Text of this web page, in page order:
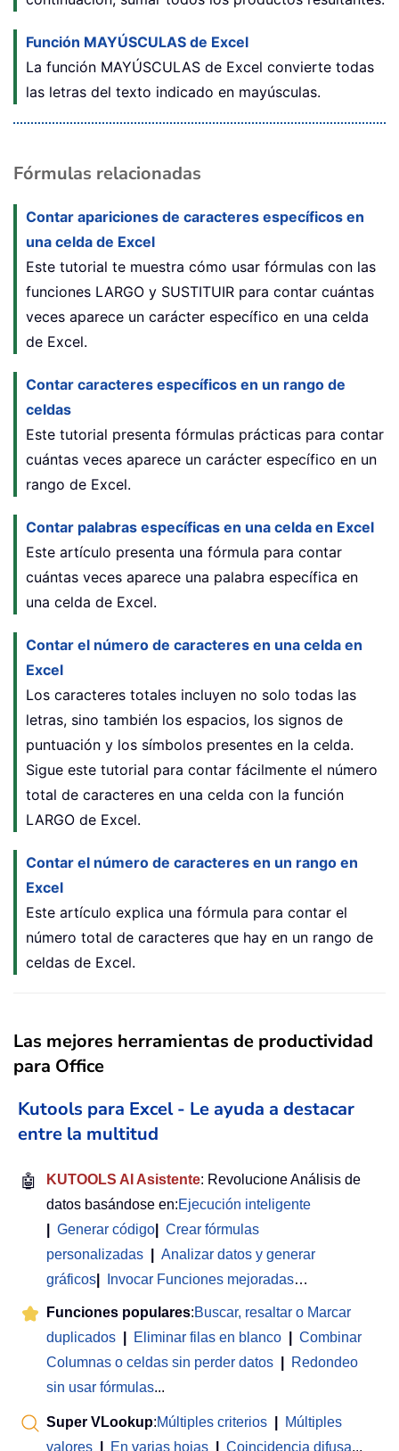
Función MAYÚSCULAS de Excel
La función MAYÚSCULAS de Excel convierte todas
las letras del texto indicado en mayúsculas.
Fórmulas relacionadas
Contar apariciones de caracteres específicos en
una celda de Excel
Este tutorial te muestra cómo usar fórmulas con las
funciones LARGO y SUSTITUIR para contar cuántas
veces aparece un carácter específico en una celda
de Excel.
Contar caracteres específicos en un rango de
celdas
Este tutorial presenta fórmulas prácticas para contar
cuántas veces aparece un carácter específico en un
rango de Excel.
Contar palabras específicas en una celda en Excel
Este artículo presenta una fórmula para contar
cuántas veces aparece una palabra específica en
una celda de Excel.
Contar el número de caracteres en una celda en
Excel
Los caracteres totales incluyen no solo todas las
letras, sino también los espacios, los signos de
puntuación y los símbolos presentes en la celda.
Sigue este tutorial para contar fácilmente el número
total de caracteres en una celda con la función
LARGO de Excel.
Contar el número de caracteres en un rango en
Excel
Este artículo explica una fórmula para contar el
número total de caracteres que hay en un rango de
celdas de Excel.
Las mejores herramientas de productividad
para Office
Kutools para Excel - Le ayuda a destacar
entre la multitud
🤖 KUTOOLS AI Asistente: Revolucione Análisis de
datos basándose en:Ejecución inteligente
Generar código
Crear fórmulas
personalizadas
Analizar datos y generar
gráficos
Invocar Funciones mejoradas…
Funciones populares:Buscar, resaltar o Marcar
duplicados
Eliminar filas en blanco
Combinar
Columnas o celdas sin perder datos
Redondeo
sin usar fórmulas...
Super VLookup:Múltiples criterios
Múltiples
valores
En varias hojas Coincidencia difusa...